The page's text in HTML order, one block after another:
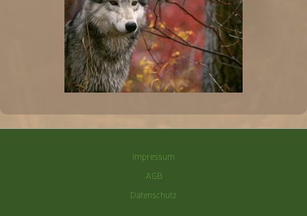
Impressum
AGB
Datenschutz